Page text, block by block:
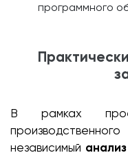
программного
В рамках
независимый